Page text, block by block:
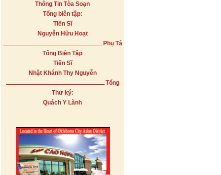
Thông Tin Tòa Soạn
Tổng biên tập:
Tiến Sĩ
Nguyễn Hữu Hoạt
Phụ Tá
Tổng Biên Tập
Tiến Sĩ
Nhật Khánh Thy Nguyễn
Tổng
Thư ký:
Quách Y Lành